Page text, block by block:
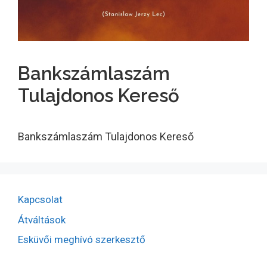
Bankszámlaszám
Tulajdonos Kereső
Bankszámlaszám Tulajdonos Kereső
Kapcsolat
Átváltások
Esküvői meghívó szerkesztő